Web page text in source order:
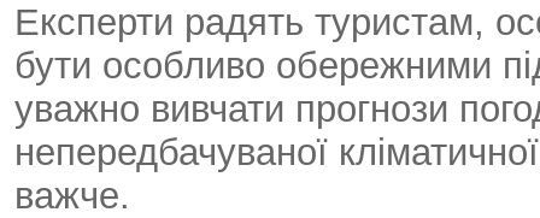
Експерти радять туристам,
бути особливо обережними
уважно вивчати прогнози
непередбачуваної
важче.